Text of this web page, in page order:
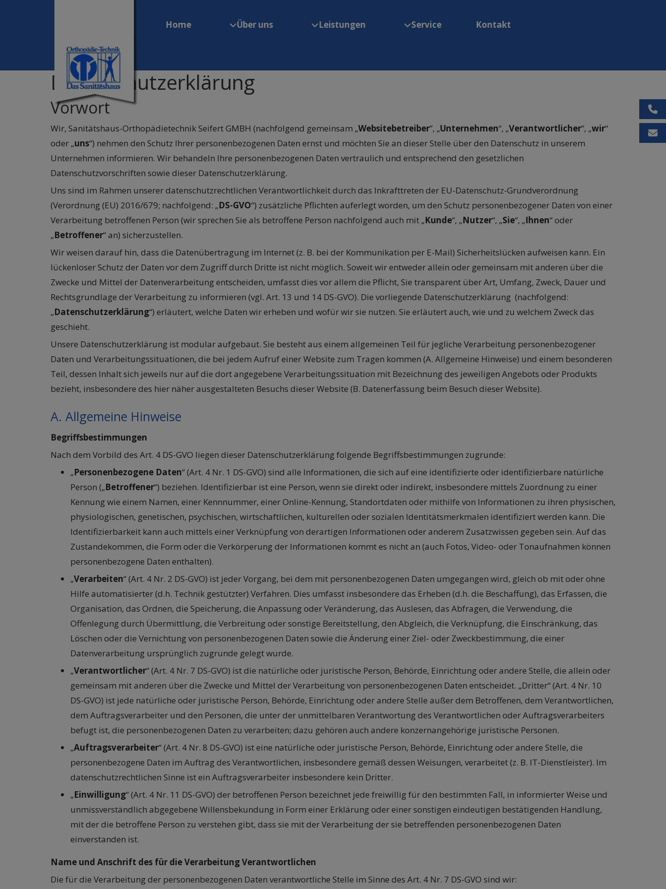
Home Über uns Leistungen Service Kontakt
Datenschutzerklärung
Vorwort
Wir, Sanitätshaus-Orthopädietechnik Seifert GMBH (nachfolgend gemeinsam „Websitebetreiber”, „Unternehmen“, „Verantwortlicher”, „wir“
oder „uns“) nehmen den Schutz Ihrer personenbezogenen Daten ernst und möchten Sie an dieser Stelle über den Datenschutz in unserem
Unternehmen informieren. Wir behandeln Ihre personenbezogenen Daten vertraulich und entsprechend den gesetzlichen
Datenschutzvorschriften sowie dieser Datenschutzerklärung.
Uns sind im Rahmen unserer datenschutzrechtlichen Verantwortlichkeit durch das Inkrafttreten der EU-Datenschutz-Grundverordnung
(Verordnung (EU) 2016/679; nachfolgend: „DS-GVO“) zusätzliche Pflichten auferlegt worden, um den Schutz personenbezogener Daten von einer
Verarbeitung betroffenen Person (wir sprechen Sie als betroffene Person nachfolgend auch mit „Kunde“, „Nutzer“, „Sie“, „Ihnen“ oder
„Betroffener“ an) sicherzustellen.
Wir weisen darauf hin, dass die Datenübertragung im Internet (z. B. bei der Kommunikation per E-Mail) Sicherheitslücken aufweisen kann. Ein
lückenloser Schutz der Daten vor dem Zugriff durch Dritte ist nicht möglich. Soweit wir entweder allein oder gemeinsam mit anderen über die
Zwecke und Mittel der Datenverarbeitung entscheiden, umfasst dies vor allem die Pflicht, Sie transparent über Art, Umfang, Zweck, Dauer und
Rechtsgrundlage der Verarbeitung zu informieren (vgl. Art. 13 und 14 DS-GVO). Die vorliegende Datenschutzerklärung (nachfolgend:
„Datenschutzerklärung“) erläutert, welche Daten wir erheben und wofür wir sie nutzen. Sie erläutert auch, wie und zu welchem Zweck das
geschieht.
Unsere Datenschutzerklärung ist modular aufgebaut. Sie besteht aus einem allgemeinen Teil für jegliche Verarbeitung personenbezogener
Daten und Verarbeitungssituationen, die bei jedem Aufruf einer Website zum Tragen kommen (A. Allgemeine Hinweise) und einem besonderen
Teil, dessen Inhalt sich jeweils nur auf die dort angegebene Verarbeitungssituation mit Bezeichnung des jeweiligen Angebots oder Produkts
bezieht, insbesondere des hier näher ausgestalteten Besuchs dieser Website (B. Datenerfassung beim Besuch dieser Website).
A. Allgemeine Hinweise
Begriffsbestimmungen
Nach dem Vorbild des Art. 4 DS-GVO liegen dieser Datenschutzerklärung folgende Begriffsbestimmungen zugrunde:
„Personenbezogene Daten“ (Art. 4 Nr. 1 DS-GVO) sind alle Informationen, die sich auf eine identifizierte oder identifizierbare natürliche
Person („Betroffener“) beziehen. Identifizierbar ist eine Person, wenn sie direkt oder indirekt, insbesondere mittels Zuordnung zu einer
Kennung wie einem Namen, einer Kennnummer, einer Online-Kennung, Standortdaten oder mithilfe von Informationen zu ihren physischen,
physiologischen, genetischen, psychischen, wirtschaftlichen, kulturellen oder sozialen Identitätsmerkmalen identifiziert werden kann. Die
Identifizierbarkeit kann auch mittels einer Verknüpfung von derartigen Informationen oder anderem Zusatzwissen gegeben sein. Auf das
Zustandekommen, die Form oder die Verkörperung der Informationen kommt es nicht an (auch Fotos, Video- oder Tonaufnahmen können
personenbezogene Daten enthalten).
„Verarbeiten“ (Art. 4 Nr. 2 DS-GVO) ist jeder Vorgang, bei dem mit personenbezogenen Daten umgegangen wird, gleich ob mit oder ohne
Hilfe automatisierter (d.h. Technik gestützter) Verfahren. Dies umfasst insbesondere das Erheben (d.h. die Beschaffung), das Erfassen, die
Organisation, das Ordnen, die Speicherung, die Anpassung oder Veränderung, das Auslesen, das Abfragen, die Verwendung, die
Offenlegung durch Übermittlung, die Verbreitung oder sonstige Bereitstellung, den Abgleich, die Verknüpfung, die Einschränkung, das
Löschen oder die Vernichtung von personenbezogenen Daten sowie die Änderung einer Ziel- oder Zweckbestimmung, die einer
Datenverarbeitung ursprünglich zugrunde gelegt wurde.
„Verantwortlicher“ (Art. 4 Nr. 7 DS-GVO) ist die natürliche oder juristische Person, Behörde, Einrichtung oder andere Stelle, die allein oder
gemeinsam mit anderen über die Zwecke und Mittel der Verarbeitung von personenbezogenen Daten entscheidet. „Dritter“ (Art. 4 Nr. 10
DS-GVO) ist jede natürliche oder juristische Person, Behörde, Einrichtung oder andere Stelle außer dem Betroffenen, dem Verantwortlichen,
dem Auftragsverarbeiter und den Personen, die unter der unmittelbaren Verantwortung des Verantwortlichen oder Auftragsverarbeiters
befugt ist, die personenbezogenen Daten zu verarbeiten; dazu gehören auch andere konzernangehörige juristische Personen.
„Auftragsverarbeiter“ (Art. 4 Nr. 8 DS-GVO) ist eine natürliche oder juristische Person, Behörde, Einrichtung oder andere Stelle, die
personenbezogene Daten im Auftrag des Verantwortlichen, insbesondere gemäß dessen Weisungen, verarbeitet (z. B. IT-Dienstleister). Im
datenschutzrechtlichen Sinne ist ein Auftragsverarbeiter insbesondere kein Dritter.
„Einwilligung“ (Art. 4 Nr. 11 DS-GVO) der betroffenen Person bezeichnet jede freiwillig für den bestimmten Fall, in informierter Weise und
unmissverständlich abgegebene Willensbekundung in Form einer Erklärung oder einer sonstigen eindeutigen bestätigenden Handlung,
mit der die betroffene Person zu verstehen gibt, dass sie mit der Verarbeitung der sie betreffenden personenbezogenen Daten
einverstanden ist.
Name und Anschrift des für die Verarbeitung Verantwortlichen
Die für die Verarbeitung der personenbezogenen Daten verantwortliche Stelle im Sinne des Art. 4 Nr. 7 DS-GVO sind wir: